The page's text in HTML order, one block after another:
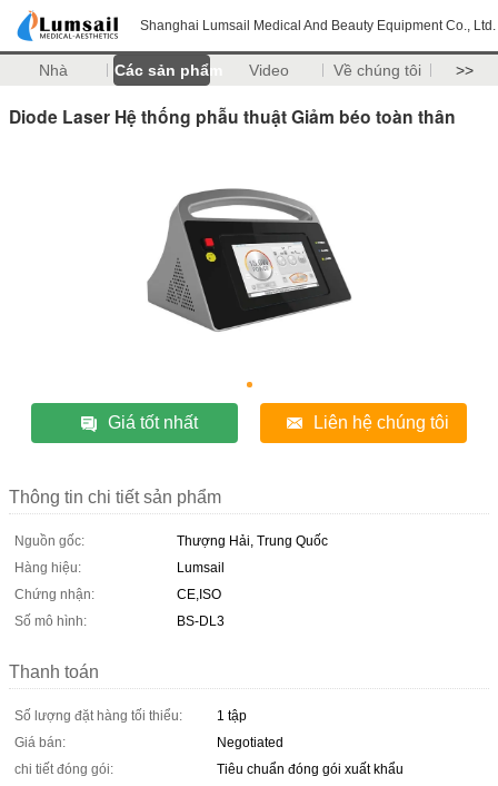
Shanghai Lumsail Medical And Beauty Equipment Co., Ltd.
Nhà Các sản phẩm Video Về chúng tôi >>
Diode Laser Hệ thống phẫu thuật Giảm béo toàn thân
Giá tốt nhất Liên hệ chúng tôi
Thông tin chi tiết sản phẩm
Nguồn gốc:
Thượng Hải, Trung Quốc
Hàng hiệu:
Lumsail
Chứng nhận:
CE,ISO
Số mô hình:
BS-DL3
Thanh toán
Số lượng đặt hàng tối thiểu:
1 tập
Giá bán:
Negotiated
chi tiết đóng gói:
Tiêu chuẩn đóng gói xuất khẩu